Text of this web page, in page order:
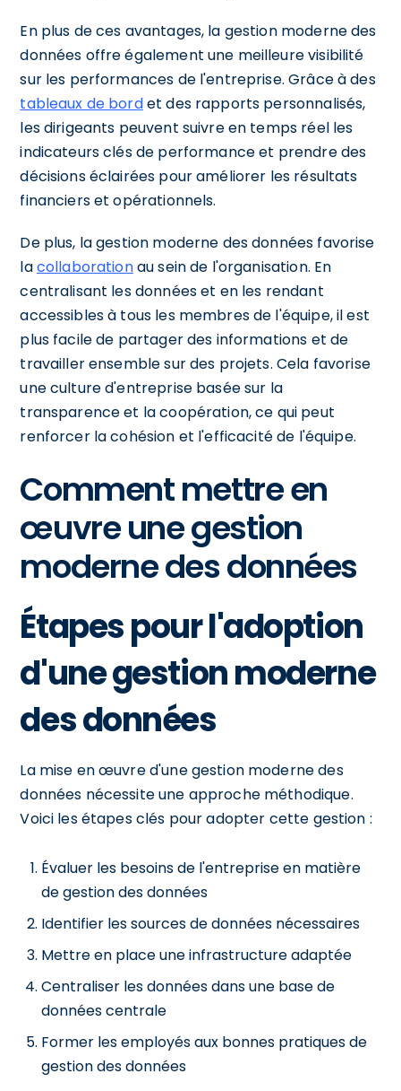
En plus de ces avantages, la gestion moderne des
données offre également une meilleure visibilité
sur les performances de l'entreprise. Grâce à des
tableaux de bordet des rapports personnalisés,
les dirigeants peuvent suivre en temps réel les
indicateurs clés de performance et prendre des
décisions éclairées pour améliorer les résultats
financiers et opérationnels.
De plus, la gestion moderne des données favorise
lacollaborationau sein de l'organisation. En
centralisant les données et en les rendant
accessibles à tous les membres de l'équipe, il est
plus facile de partager des informations et de
travailler ensemble sur des projets. Cela favorise
une culture d'entreprise basée sur la
transparence et la coopération, ce qui peut
renforcer la cohésion et l'efficacité de l'équipe.
Comment mettre en
œuvre une gestion
moderne des données
Étapes pour l'adoption
d'une gestion moderne
des données
La mise en œuvre d'une gestion moderne des
données nécessite une approche méthodique.
Voici les étapes clés pour adopter cette gestion :
Évaluer les besoins de l'entreprise en matière
de gestion des données
Identifier les sources de données nécessaires
Mettre en place une infrastructure adaptée
Centraliser les données dans une base de
données centrale
Former les employés aux bonnes pratiques de
gestion des données